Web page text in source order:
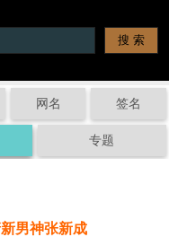
网名 签名
专题
男神张新成